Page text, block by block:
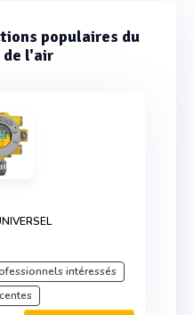
populaires du
de l'air
intéressés